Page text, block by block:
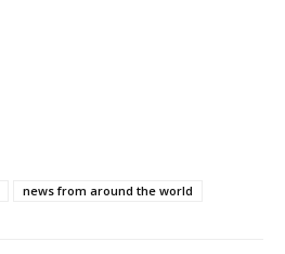
news from around the world